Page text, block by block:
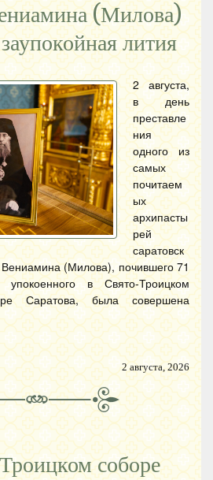
(Милова)
лития
2 августа,
в день
преставле
ния
одного из
самых
почитаем
ых
архипасты
рей
саратовск
(Милова), почившего 71
в Свято-Троицком
Саратова, была совершена
2 августа, 2026
соборе